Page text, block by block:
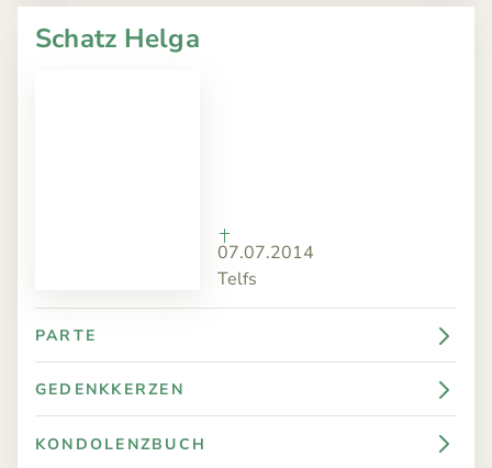
Schatz Helga
07.07.2014
Telfs
PARTE
GEDENKKERZEN
KONDOLENZBUCH